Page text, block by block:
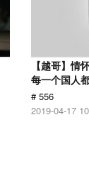
【越哥】情
每一个国人
# 556
2019-04-17